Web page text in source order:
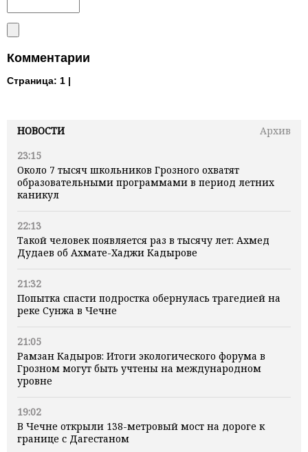
НОВОСТИ
Архив
23:15
Около 7 тысяч школьников Грозного охватят
образовательными программами в период летних
каникул
22:13
Такой человек появляется раз в тысячу лет: Ахмед
Дудаев об Ахмате-Хаджи Кадырове
21:32
Попытка спасти подростка обернулась трагедией на
реке Сунжа в Чечне
21:05
Рамзан Кадыров: Итоги экологического форума в
Грозном могут быть учтены на международном
уровне
19:02
В Чечне открыли 138-метровый мост на дороге к
границе с Дагестаном
Комментарии
Страница: 1 |